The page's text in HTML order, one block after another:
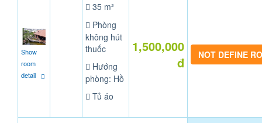
Show
room
detail
35 m²
Phòng
không hút
thuốc
Hướng
phòng: Hồ
Tủ áo
1,500,000
đ
NOT DEFINE